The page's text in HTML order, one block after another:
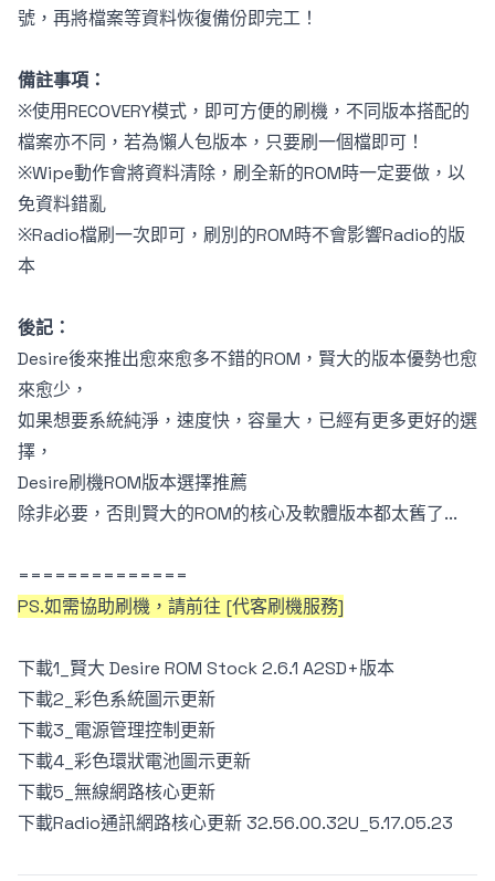
號，再將檔案等資料恢復備份即完工！
備註事項：
※使用RECOVERY模式，即可方便的刷機，不同版本搭配的
檔案亦不同，若為懶人包版本，只要刷一個檔即可！
※Wipe動作會將資料清除，刷全新的ROM時一定要做，以
免資料錯亂
※Radio檔刷一次即可，刷別的ROM時不會影響Radio的版
本
後記：
Desire後來推出愈來愈多不錯的ROM，賢大的版本優勢也愈
來愈少，
如果想要系統純淨，速度快，容量大，已經有更多更好的選
擇，
Desire刷機ROM版本選擇推薦
除非必要，否則賢大的ROM的核心及軟體版本都太舊了...
==============
PS.如需協助刷機，請前往 [代客刷機服務]
下載1_賢大 Desire ROM Stock 2.6.1 A2SD+版本
下載2_彩色系統圖示更新
下載3_電源管理控制更新
下載4_彩色環狀電池圖示更新
下載5_無線網路核心更新
下載Radio通訊網路核心更新 32.56.00.32U_5.17.05.23